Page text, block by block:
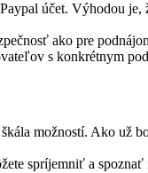
účet. Výhodou
ako pre
s konkrétnym
možností. Ako
spríjemniť a